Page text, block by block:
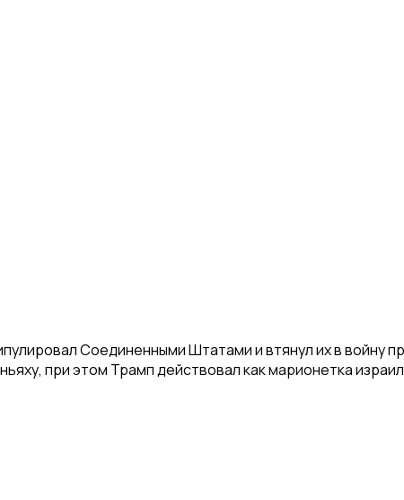
Соединенными Штатами и втянул их в войну
при этом Трамп действовал как марионетка